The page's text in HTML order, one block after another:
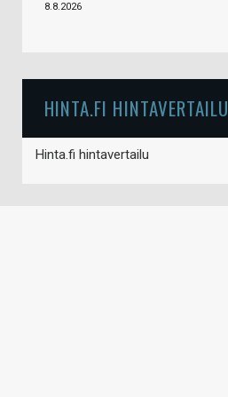
8.8.2026
HINTA.FI HINTAVERTAILU
Hinta.fi hintavertailu